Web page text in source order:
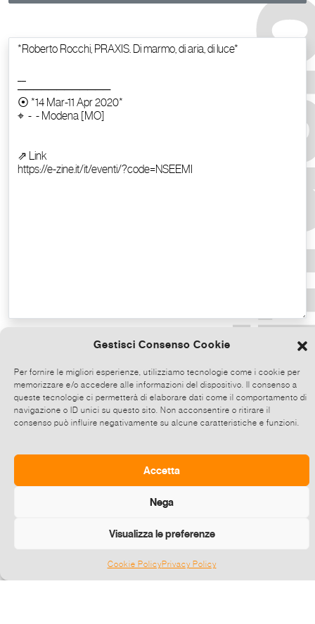
Gestisci Consenso Cookie
Per fornire le migliori esperienze, utilizziamo tecnologie come i cookie per
memorizzare e/o accedere alle informazioni del dispositivo. Il consenso a
queste tecnologie ci permetterà di elaborare dati come il comportamento di
navigazione o ID unici su questo sito. Non acconsentire o ritirare il
consenso può influire negativamente su alcune caratteristiche e funzioni.
Accetta
Nega
Visualizza le preferenze
Cookie PolicyPrivacy Policy
Copia il testo
Condividi direttamente su Whatsapp,
clicca e poi scegli fino a 5 contatti alla
volta con cui condividere questo evento.
Invia